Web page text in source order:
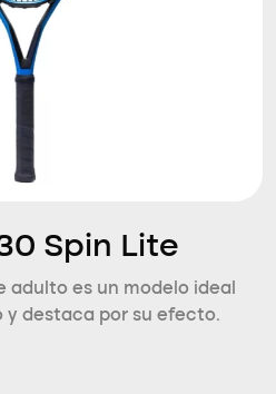
Spin Lite
adulto es un modelo ideal
y destaca por su efecto.